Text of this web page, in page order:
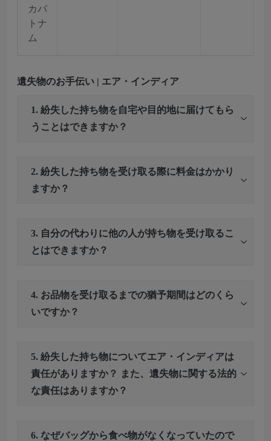
カパ
トナ
ム
遺失物のお手伝い | エア・インディア
1. 紛失した持ち物を自宅や目的地に届けてもら
うことはできますか？
2. 紛失した持ち物を受け取る際に料金はかかり
ますか？
3. 自分の代わりに他の人が持ち物を受け取るこ
とはできますか？
4. お品物を受け取るまでの猶予期間はどのくら
いですか？
5. 紛失した持ち物についてエア・インディアは
責任がありますか？ また、遺失物に関する法的
な責任はありますか？
6. なぜバッグから食べ物がなくなっていたので